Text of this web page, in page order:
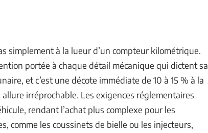
simplement à la lueur d’un compteur kilométrique.
portée à chaque détail mécanique qui dictent sa
et c’est une décote immédiate de 10 à 15 % à la
irréprochable. Les exigences réglementaires
rendant l’achat plus complexe pour les
comme les coussinets de bielle ou les injecteurs,